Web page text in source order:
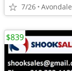
7/26 Avondale
$839